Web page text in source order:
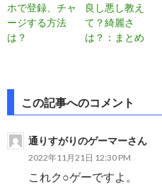
ホで登録、チャ
ージする方法
は？
良し悪し教え
て？綺麗さ
は？：まとめ
投
ナ
この記事へのコメント
通りすがりのゲーマーさん
2022年11月21日 12:30 PM
これク○ゲーですよ。